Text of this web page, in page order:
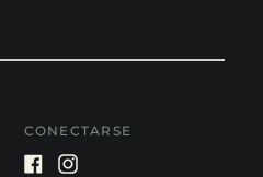
CONECTARSE